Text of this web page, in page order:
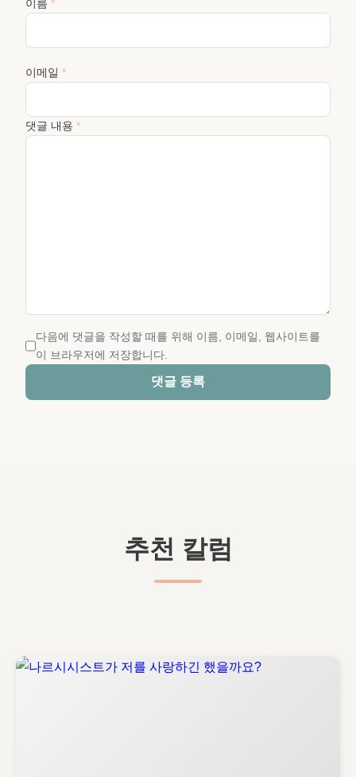
이름 *
이메일 *
댓글 내용 *
다음에 댓글을 작성할 때를 위해 이름, 이메일, 웹사이트를
이 브라우저에 저장합니다.
댓글 등록
추천 칼럼